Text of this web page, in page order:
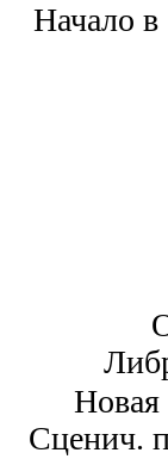
Начало в
Новая
Сценич.